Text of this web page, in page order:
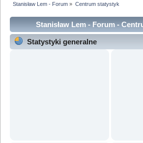
Stanisław Lem - Forum » Centrum statystyk
Stanisław Lem - Forum -
Statystyki generalne